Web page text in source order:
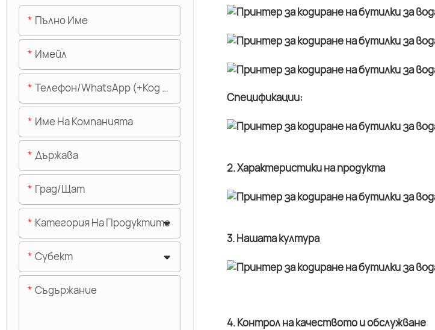
Спецификации:
2. Характеристики на продукта
3. Нашата култура
4. Контрол на качеството и обслужване
Пълно Име
Имейл
Телефон/WhatsApp (+Код На Областта)
Име На Компанията
Държава
Град/щат
Категория На Продуктите
Субект
Съдържание